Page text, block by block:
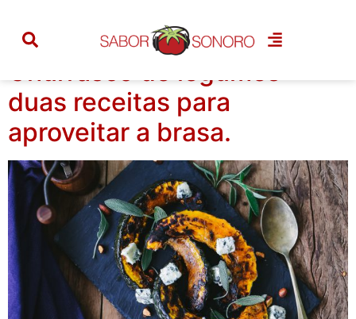
Tag: beterraba
Churrasco de legumes –
duas receitas para
aproveitar a brasa.